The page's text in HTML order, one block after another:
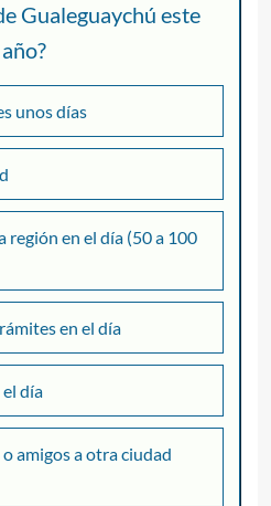
Gualeguaychú este
año?
unos días
región en el día (50 a 100
en el día
día
amigos a otra ciudad